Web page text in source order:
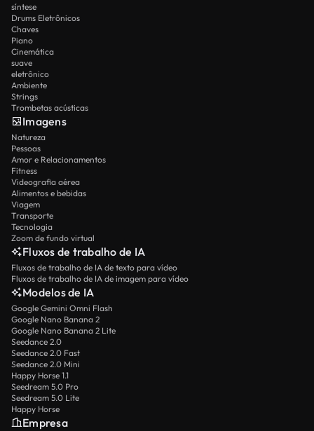
síntese
Drums Eletrônicos
Chaves
Piano
Cinemática
suave
eletrônico
Ambiente
Strings
Trombetas acústicas
Imagens
Natureza
Pessoas
Amor e Relacionamentos
Fitness
Videografia aérea
Alimentos e bebidas
Viagem
Transporte
Tecnologia
Zoom de fundo virtual
Fluxos de trabalho de IA
Fluxos de trabalho de IA de texto para vídeo
Fluxos de trabalho de IA de imagem para vídeo
Modelos de IA
Google Gemini Omni Flash
Google Nano Banana 2
Google Nano Banana 2 Lite
Seedance 2.0
Seedance 2.0 Fast
Seedance 2.0 Mini
Happy Horse 1.1
Seedream 5.0 Pro
Seedream 5.0 Lite
Happy Horse
Empresa